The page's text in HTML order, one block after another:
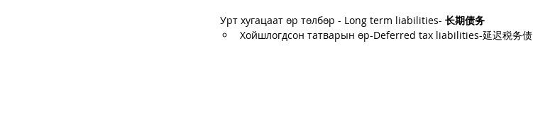
Урт хугацаат өр төлбөр - Long term liabilities- 长期债务
Хойшлогдсон татварын өр-Deferred tax liabilities-延迟税务债